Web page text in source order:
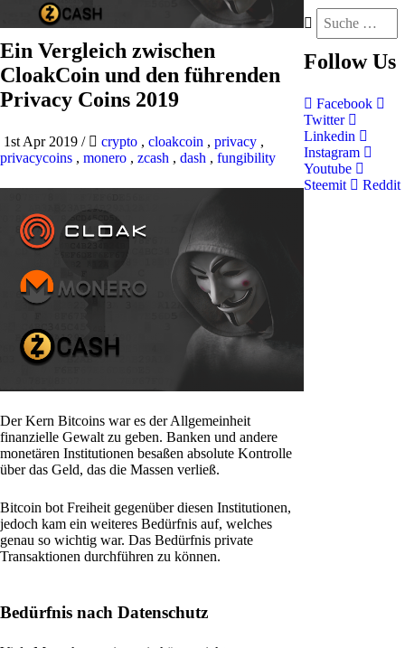
Ein Vergleich zwischen
CloakCoin und den führenden
Privacy Coins 2019
1st Apr 2019 / crypto , cloakcoin , privacy ,
privacycoins , monero , zcash , dash , fungibility
Der Kern Bitcoins war es der Allgemeinheit
finanzielle Gewalt zu geben. Banken und andere
monetären Institutionen besaßen absolute Kontrolle
über das Geld, das die Massen verließ.
Bitcoin bot Freiheit gegenüber diesen Institutionen,
jedoch kam ein weiteres Bedürfnis auf, welches
genau so wichtig war. Das Bedürfnis private
Transaktionen durchführen zu können.
Bedürfnis nach Datenschutz
Follow Us
Facebook
Twitter
Linkedin
Instagram
Youtube
Steemit
Reddit